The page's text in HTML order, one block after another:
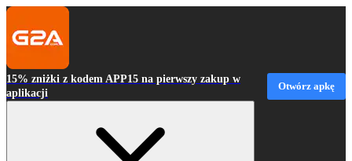
15% zniżki z kodem APP15 na pierwszy zakup w
aplikacji
Otwórz apkę